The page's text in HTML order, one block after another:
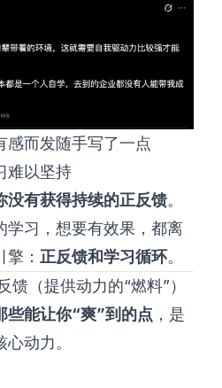
感而发随手写了一点
难以坚持
没有获得持续的正反馈。
学习，想要有效果，都离
： 正反馈和学习循环。
馈（提供动力的“燃料”）
些能让你“爽”到的点 ，是
动力。